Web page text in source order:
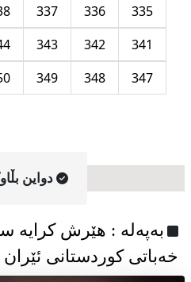
335
336
337
341
342
343
347
348
349
دواین
به‌په‌له‌ : هێرش کرایە
خەباتی کوردستانی ئێران